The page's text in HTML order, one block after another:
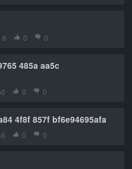
6 0 0
485a aa5c
0 0
4f8f 857f bf6e94695afa
0 0